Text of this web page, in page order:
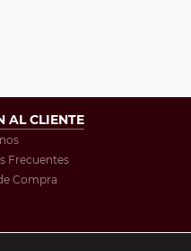
AL CLIENTE
Frecuentes
Compra